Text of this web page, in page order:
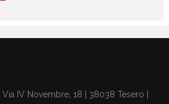
IV Novembre, 18 | 38038 Tesero |